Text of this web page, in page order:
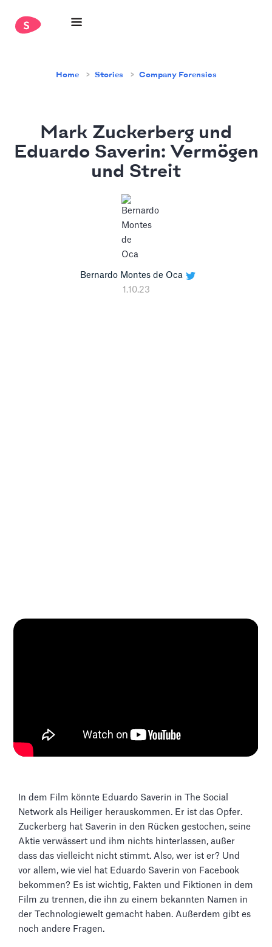
Home Stories Company Forensics
Mark Zuckerberg und
Eduardo Saverin: Vermögen
und Streit
Bernardo Montes de Oca
1.10.23
In dem Film könnte Eduardo Saverin in The Social
Network als Heiliger herauskommen. Er ist das Opfer.
Zuckerberg hat Saverin in den Rücken gestochen, seine
Aktie verwässert und ihm nichts hinterlassen, außer
dass das vielleicht nicht stimmt. Also, wer ist er? Und
vor allem, wie viel hat Eduardo Saverin von Facebook
bekommen? Es ist wichtig, Fakten und Fiktionen in dem
Film zu trennen, die ihn zu einem bekannten Namen in
der Technologiewelt gemacht haben. Außerdem gibt es
noch andere Fragen.